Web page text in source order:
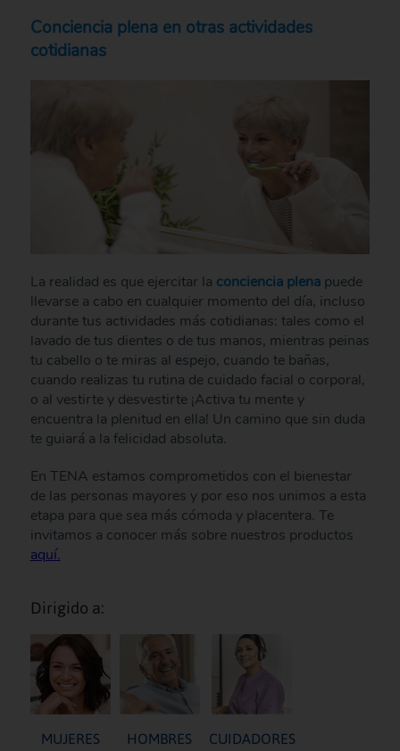
Conciencia plena en otras actividades
cotidianas
La realidad es que ejercitar la conciencia plenapuede
llevarse a cabo en cualquier momento del día, incluso
durante tus actividades más cotidianas: tales como el
lavado de tus dientes o de tus manos, mientras peinas
tu cabello o te miras al espejo, cuando te bañas,
cuando realizas tu rutina de cuidado facial o corporal,
o al vestirte y desvestirte ¡Activa tu mente y
encuentra la plenitud en ella! Un camino que sin duda
te guiará a la felicidad absoluta.
En TENA estamos comprometidos con el bienestar
de las personas mayores y por eso nos unimos a esta
etapa para que sea más cómoda y placentera. Te
invitamos a conocer más sobre nuestros productos
aquí.
Dirigido a:
MUJERES HOMBRES CUIDADORES